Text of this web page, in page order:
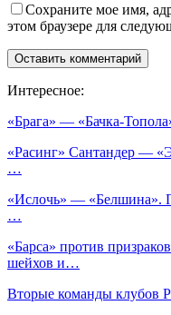
Сохраните мое имя,
этом браузере для
Интересное:
«Брага» — «Бачка-
«Расинг» Сантандер —
…
«Ислочь» — «Белшина».
…
«Барса» против
шейхов и…
Вторые команды клубов